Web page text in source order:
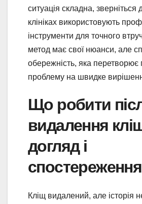
ситуація складна, зверніться
клініках використовують
інструменти для точного
метод має свої нюанси, але
обережність, яка перетворює
проблему на швидке
Що робити
видалення
догляд і
спостереження
Кліщ видалений, але історія